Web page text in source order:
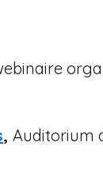
, Auditorium